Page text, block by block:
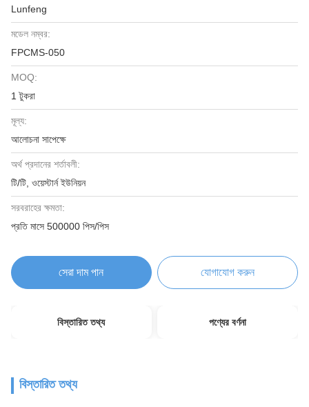
Lunfeng
মডেল নম্বর:
FPCMS-050
MOQ:
1 টুকরা
মূল্য:
আলোচনা সাপেক্ষে
অর্থ প্রদানের শর্তাবলী:
টি/টি, ওয়েস্টার্ন ইউনিয়ন
সরবরাহের ক্ষমতা:
প্রতি মাসে 500000 পিস/পিস
সেরা দাম পান যোগাযোগ করুন
বিস্তারিত তথ্য পণ্যের বর্ণনা
বিস্তারিত তথ্য